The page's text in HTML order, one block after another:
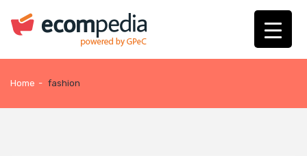
Home - fashion